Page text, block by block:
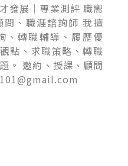
發展｜專業測評 職嚮
問、職涯諮詢師 我擅
、轉職輔導、履歷優
點、求職策略、轉職
。 邀約、授課、顧問